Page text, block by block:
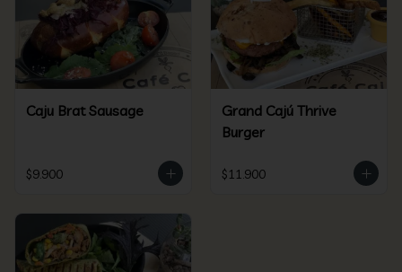
Caju Brat Sausage
$9.900
Grand Cajú Thrive
Burger
$11.900